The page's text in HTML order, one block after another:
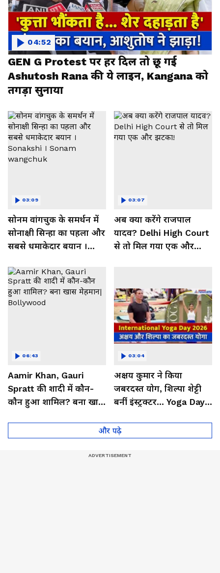
GEN G Protest पर हर दिल तो छू गई
Ashutosh Rana की ये लाइन, Kangana को
तगड़ा सुनाया
04:52
सोनम वांगचुक के समर्थन में
सोनाक्षी सिन्हा का पहला और
सबसे धमाकेदार बयान ।
wangchuk
03:09
अब क्या करेंगे राजपाल
यादव? Delhi High Court
से तो मिल गया एक और
03:07
Aamir Khan, Gauri
Spratt की शादी में कौन-
कौन हुआ शामिल? बना खास
06:43
अक्षय कुमार ने किया
जबरदस्त योग, शिल्पा शेट्टी
बनीं इंस्ट्रक्टर... Yoga Day
03:04
और पढ़े